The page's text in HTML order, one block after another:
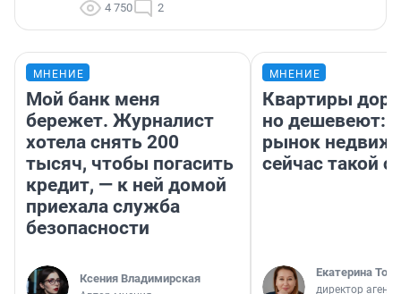
4 750 2
МНЕНИЕ
Мой банк меня
бережет. Журналист
хотела снять 200
тысяч, чтобы погасить
кредит, — к ней домой
приехала служба
безопасности
Ксения Владимирская
МНЕНИЕ
Квартиры
но дешевеют:
рынок
сейчас такой
Екатерина
директор